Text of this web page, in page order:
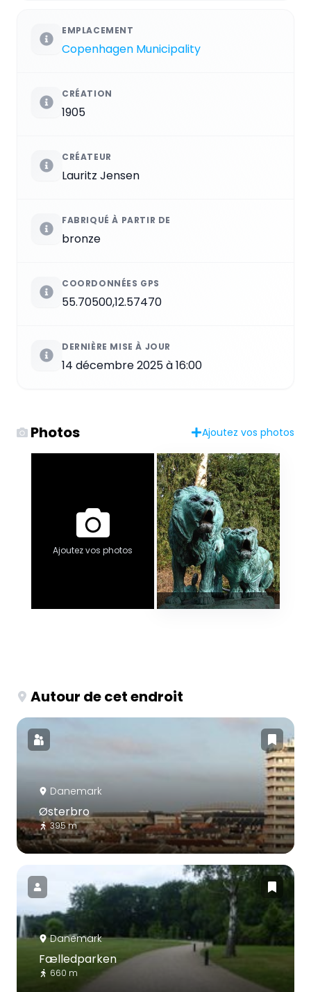
EMPLACEMENT
Copenhagen Municipality
CRÉATION
1905
CRÉATEUR
Lauritz Jensen
FABRIQUÉ À PARTIR DE
bronze
COORDONNÉES GPS
55.70500,12.57470
DERNIÈRE MISE À JOUR
14 décembre 2025 à 16:00
Photos Ajoutez vos photos
Ajoutez vos photos
Autour de cet endroit
Danemark
Østerbro
395 m
Danemark
Fælledparken
660 m